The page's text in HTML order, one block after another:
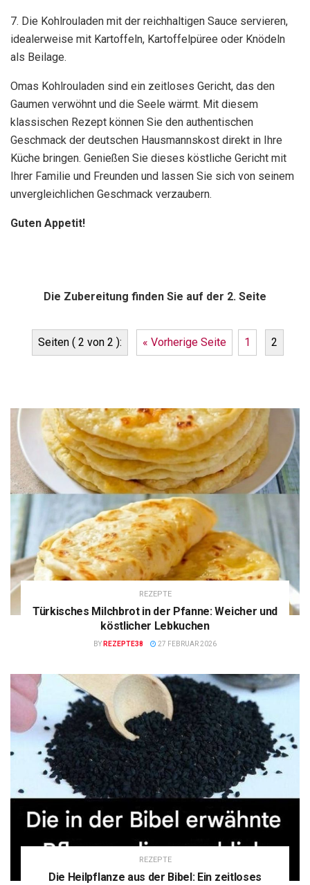
7. Die Kohlrouladen mit der reichhaltigen Sauce servieren,
idealerweise mit Kartoffeln, Kartoffelpüree oder Knödeln
als Beilage.
Omas Kohlrouladen sind ein zeitloses Gericht, das den
Gaumen verwöhnt und die Seele wärmt. Mit diesem
klassischen Rezept können Sie den authentischen
Geschmack der deutschen Hausmannskost direkt in Ihre
Küche bringen. Genießen Sie dieses köstliche Gericht mit
Ihrer Familie und Freunden und lassen Sie sich von seinem
unvergleichlichen Geschmack verzaubern.
Guten Appetit!
Die Zubereitung finden Sie auf der 2. Seite
Seiten ( 2 von 2 ): « Vorherige Seite 1 2
REZEPTE
Türkisches Milchbrot in der Pfanne: Weicher und
köstlicher Lebkuchen
BY REZEPTE38 27 FEBRUAR 2026
REZEPTE
Die Heilpflanze aus der Bibel: Ein zeitloses